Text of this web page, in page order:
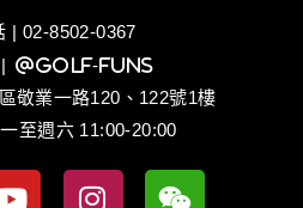
| 02-8502-0367
| @golf-funs
敬業一路120、122號1樓
至週六 11:00-20:00